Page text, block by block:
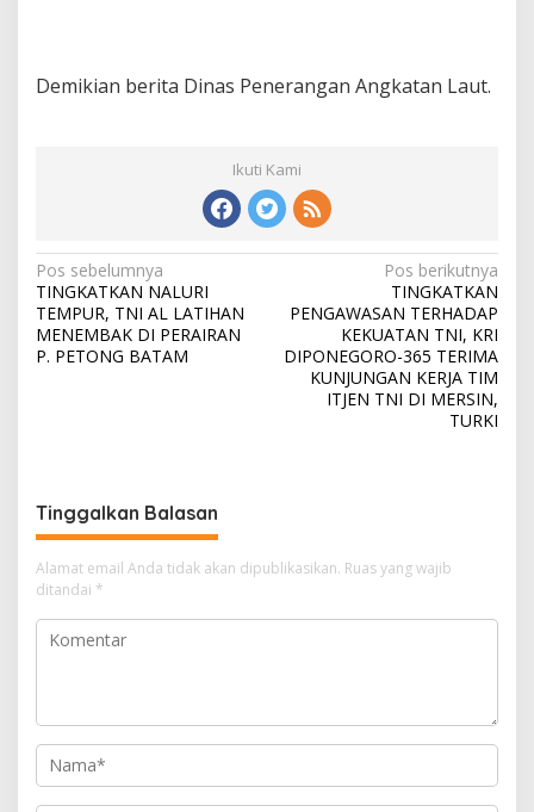
Demikian berita Dinas Penerangan Angkatan Laut.
Ikuti Kami
N
a
v
i
i
p
o
s
Pos sebelumnya
TINGKATKAN NALURI
TEMPUR, TNI AL LATIHAN
MENEMBAK DI PERAIRAN
P. PETONG BATAM
Pos berikutnya
TINGKATKAN
PENGAWASAN TERHADAP
KEKUATAN TNI, KRI
DIPONEGORO-365 TERIMA
KUNJUNGAN KERJA TIM
ITJEN TNI DI MERSIN,
TURKI
Tinggalkan Balasan
Alamat email Anda tidak akan dipublikasikan. Ruas yang wajib
ditandai *